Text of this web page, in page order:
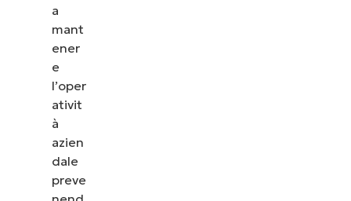
a
mant
ener
e
l’oper
ativit
à
azien
dale
preve
Guarda NinjaOne in
Dai un’occhiata alle nostre demo on-demand per